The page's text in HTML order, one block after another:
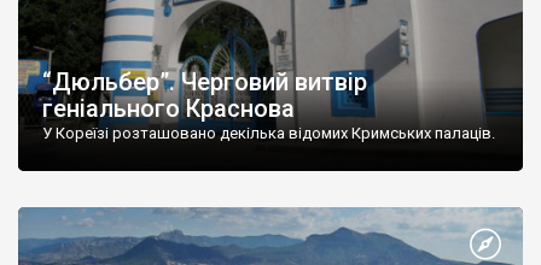
“Дюльбер”. Черговий витвір
геніального Краснова
У Кореїзі розташовано декілька відомих Кримських палаців.